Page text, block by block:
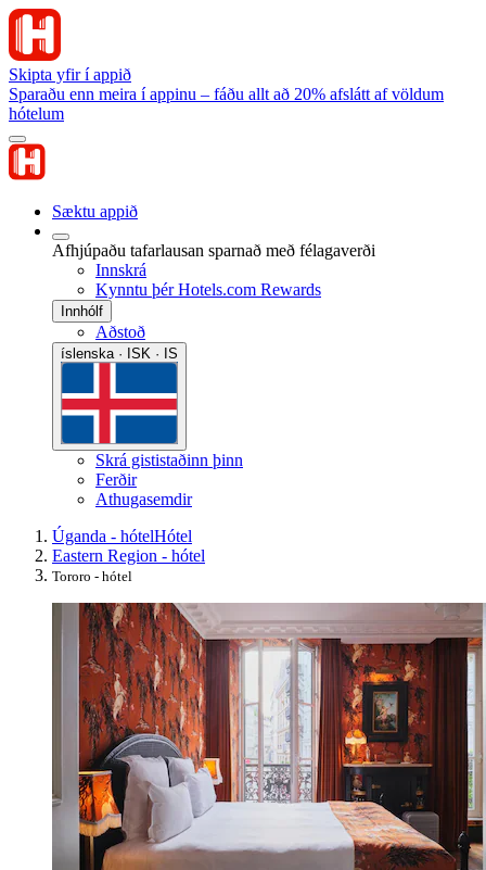
Skipta yfir í appið
Sparaðu enn meira í appinu – fáðu allt að 20% afslátt af völdum
hótelum
Sæktu appið
Afhjúpaðu tafarlausan sparnað með félagaverði
Innskrá
Kynntu þér Hotels.com Rewards
Innhólf
Aðstoð
íslenska · ISK · IS
Skrá gististaðinn þinn
Ferðir
Athugasemdir
Úganda - hótelHótel
Eastern Region - hótel
Tororo - hótel